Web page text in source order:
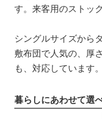
す。来客用のストッ
シングルサイズから
敷布団で人気の、厚
も、対応しています。
暮らしにあわせて選